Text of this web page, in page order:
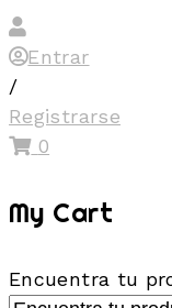
Entrar
/
Registrarse
0
My Cart
Encuentra tu